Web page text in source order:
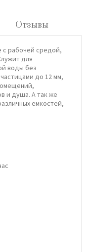
Отзывы
с рабочей средой,
для
воды без
до 12 мм,
и душа. А так же
емкостей,